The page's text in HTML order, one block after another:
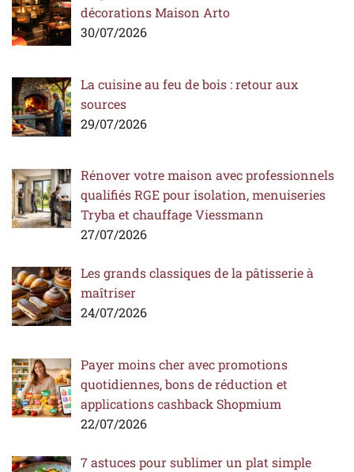
décorations Maison Arto
30/07/2026
La cuisine au feu de bois : retour aux
sources
29/07/2026
Rénover votre maison avec professionnels
qualifiés RGE pour isolation, menuiseries
Tryba et chauffage Viessmann
27/07/2026
Les grands classiques de la pâtisserie à
maîtriser
24/07/2026
Payer moins cher avec promotions
quotidiennes, bons de réduction et
applications cashback Shopmium
22/07/2026
7 astuces pour sublimer un plat simple